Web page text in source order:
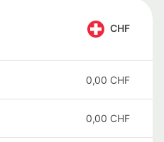
CHF
0,00 CHF
0,00 CHF